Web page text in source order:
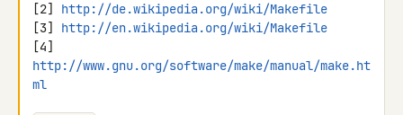
[2] http://de.wikipedia.org/wiki/Makefile
[3] http://en.wikipedia.org/wiki/Makefile
http://www.gnu.org/software/make/manual/make.ht
ml